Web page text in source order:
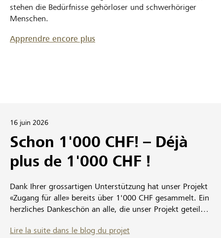
stehen die Bedürfnisse gehörloser und schwerhöriger
Menschen.
Apprendre encore plus
16 juin 2026
Schon 1'000 CHF! – Déjà
plus de 1'000 CHF !
Dank Ihrer grossartigen Unterstützung hat unser Projekt
«Zugang für alle» bereits über 1'000 CHF gesammelt. Ein
herzliches Dankeschön an alle, die unser Projekt geteilt,
Beitrag hilft uns, Gebärdensprachdolmetscheinsätze zu
Lire la suite dans le blog du projet